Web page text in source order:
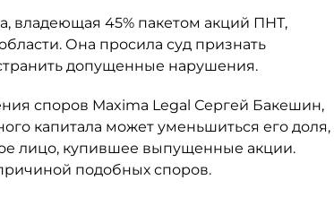
владеющая 45% пакетом акций ПНТ,
Она просила суд признать
допущенные нарушения.
споров Maxima Legal Сергей Бакешин,
капитала может уменьшиться его доля,
лицо, купившее выпущенные акции.
подобных споров.